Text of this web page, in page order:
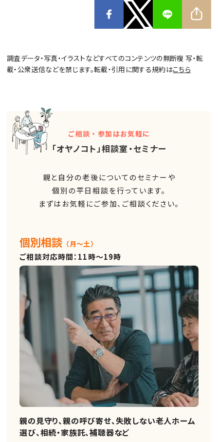
調査データ・写真・イラストなどすべてのコンテンツの無断複 写・転
載・公衆送信などを禁じます。転載・引用に関する規約はこちら
ご相談・参加はお気軽に
「オヤノコト」相談室・セミナー
親と自分の老後についてのセミナーや
個別の平日相談を行っています。
まずはお気軽にご参加、ご相談ください。
個別相談 （月～土）
ご相談対応時間：11時～19時
親の見守り、親の呼び寄せ、失敗しない老人ホーム
選び、相続・家族託、補聴器など